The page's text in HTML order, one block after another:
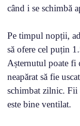
când i se schimbă
Pe timpul nopții,
să ofere cel puțin
Așternutul poate fi
neapărat să fie
schimbat zilnic. Fii
este bine ventilat.